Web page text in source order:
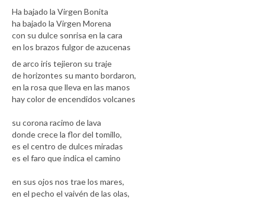
Ha bajado la Virgen Bonita
ha bajado la Virgen Morena
con su dulce sonrisa en la cara
en los brazos fulgor de azucenas
de arco iris tejieron su traje
de horizontes su manto bordaron,
en la rosa que lleva en las manos
hay color de encendidos volcanes
su corona racimo de lava
donde crece la flor del tomillo,
es el centro de dulces miradas
es el faro que indica el camino
en sus ojos nos trae los mares,
en el pecho el vaivén de las olas,